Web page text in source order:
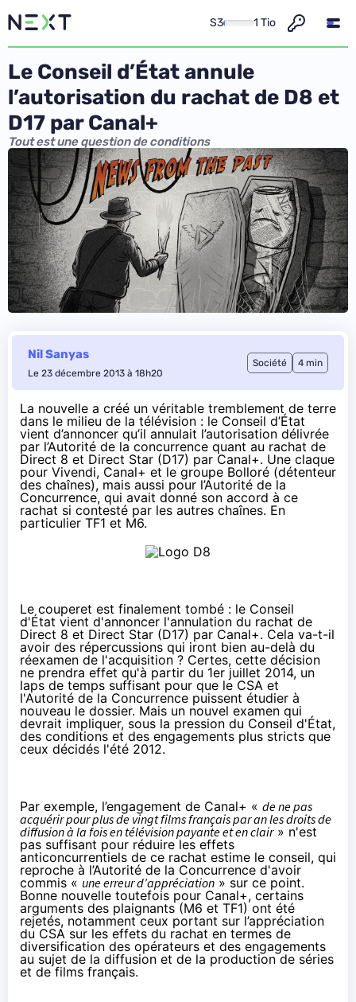
S3 1 Tio
Le Conseil d’État annule
l’autorisation du rachat de D8 et
D17 par Canal+
Tout est une question de conditions
Nil Sanyas
Le 23 décembre 2013 à 18h20
Société 4 min
La nouvelle a créé un véritable tremblement de terre
dans le milieu de la télévision : le Conseil d’État
vient d’annoncer qu’il annulait l’autorisation délivrée
par l’Autorité de la concurrence quant au rachat de
Direct 8 et Direct Star (D17) par Canal+. Une claque
pour Vivendi, Canal+ et le groupe Bolloré (détenteur
des chaînes), mais aussi pour l’Autorité de la
Concurrence, qui avait donné son accord à ce
rachat si contesté par les autres chaînes. En
particulier TF1 et M6.
Le couperet est finalement tombé : le Conseil
d'État vient d'annoncer l'annulation du rachat de
Direct 8 et Direct Star (D17) par Canal+. Cela va-t-il
avoir des répercussions qui iront bien au-delà du
réexamen de l'acquisition ? Certes, cette décision
ne prendra effet qu'à partir du 1er juillet 2014, un
laps de temps suffisant pour que le CSA et
l'Autorité de la Concurrence puissent étudier à
nouveau le dossier. Mais un nouvel examen qui
devrait impliquer, sous la pression du Conseil d'État,
des conditions et des engagements plus stricts que
ceux décidés l'été 2012.
Par exemple, l’engagement de Canal+ « de ne pas
acquérir pour plus de vingt films français par an les droits de
diffusion à la fois en télévision payante et en clair» n'est
pas suffisant pour réduire les effets
anticoncurrentiels de ce rachat estime le conseil, qui
reproche à l’Autorité de la Concurrence d'avoir
commis « une erreur d’appréciation » sur ce point.
Bonne nouvelle toutefois pour Canal+, certains
arguments des plaignants (M6 et TF1) ont été
rejetés, notamment ceux portant sur l’appréciation
du CSA sur les effets du rachat en termes de
diversification des opérateurs et des engagements
au sujet de la diffusion et de la production de séries
et de films français.